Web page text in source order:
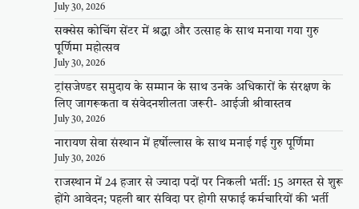
July 30, 2026
सक्सेस कोचिंग सेंटर में श्रद्धा और उत्साह के साथ मनाया गया गुरु
पूर्णिमा महोत्सव
July 30, 2026
ट्रांसजेण्डर समुदाय के सम्मान के साथ उनके अधिकारों के संरक्षण के
लिए जागरूकता व संवेदनशीलता जरूरी- आईजी श्रीवास्तव
July 30, 2026
नारायण सेवा संस्थान में हर्षोल्लास के साथ मनाई गई गुरु पूर्णिमा
July 30, 2026
राजस्थान में 24 हजार से ज्यादा पदों पर निकली भर्ती: 15 अगस्त से शुरू
होंगे आवेदन; पहली बार संविदा पर होगी सफाई कर्मचारियों की भर्ती